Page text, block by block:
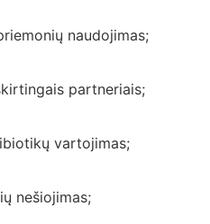
naudojimas;
partneriais;
vartojimas;
nešiojimas;